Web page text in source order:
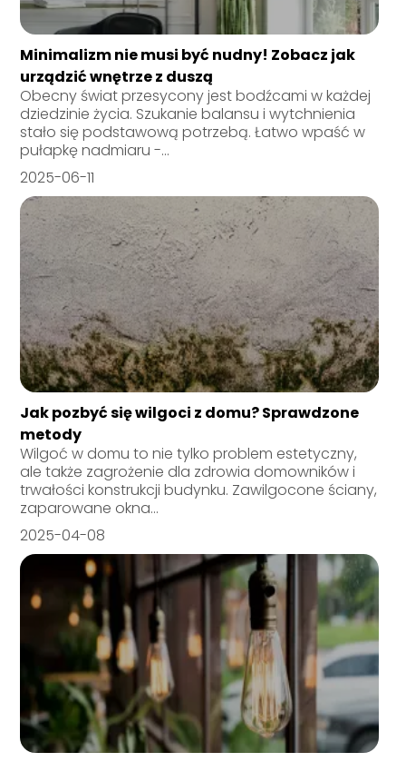
Minimalizm nie musi być nudny! Zobacz jak
urządzić wnętrze z duszą
Obecny świat przesycony jest bodźcami w każdej
dziedzinie życia. Szukanie balansu i wytchnienia
stało się podstawową potrzebą. Łatwo wpaść w
pułapkę nadmiaru -...
2025-06-11
Jak pozbyć się wilgoci z domu? Sprawdzone
metody
Wilgoć w domu to nie tylko problem estetyczny,
ale także zagrożenie dla zdrowia domowników i
trwałości konstrukcji budynku. Zawilgocone ściany,
zaparowane okna...
2025-04-08